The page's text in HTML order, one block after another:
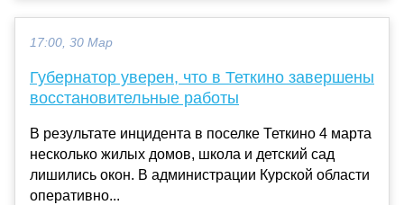
17:00, 30 Мар
Губернатор уверен, что в Теткино завершены
восстановительные работы
В результате инцидента в поселке Теткино 4 марта
несколько жилых домов, школа и детский сад
лишились окон. В администрации Курской области
оперативно...